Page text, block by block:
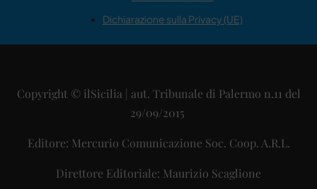
Dichiarazione sulla Privacy (UE)
Copyright © ilSicilia | aut. Tribunale di Palermo n.11 del
29/09/2015
Editore: Mercurio Comunicazione Soc. Coop. A.R.L.
Direttore Editoriale: Maurizio Scaglione